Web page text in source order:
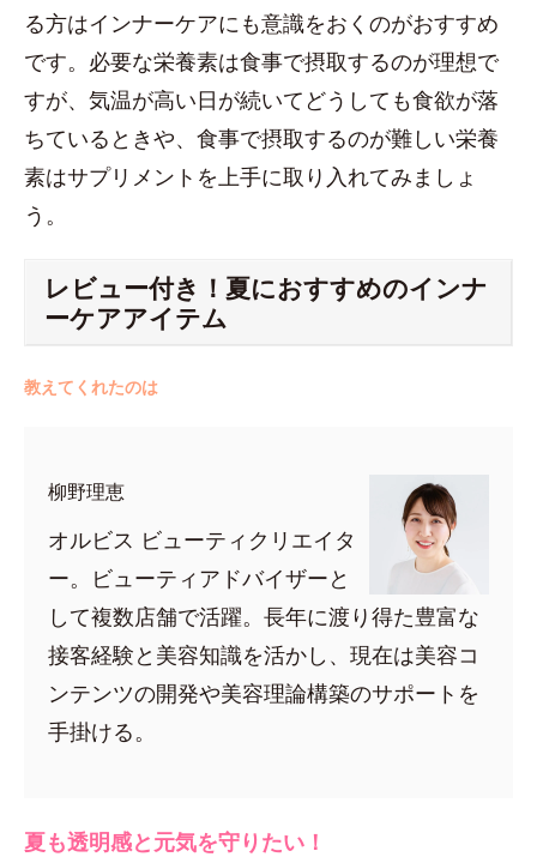
る方はインナーケアにも意識をおくのがおすすめ
です。必要な栄養素は食事で摂取するのが理想で
すが、気温が高い日が続いてどうしても食欲が落
ちているときや、食事で摂取するのが難しい栄養
素はサプリメントを上手に取り入れてみましょ
う。
レビュー付き！夏におすすめのインナ
ーケアアイテム
教えてくれたのは
柳野理恵
オルビス ビューティクリエイタ
ー。ビューティアドバイザーと
して複数店舗で活躍。長年に渡り得た豊富な
接客経験と美容知識を活かし、現在は美容コ
ンテンツの開発や美容理論構築のサポートを
手掛ける。
夏も透明感と元気を守りたい！